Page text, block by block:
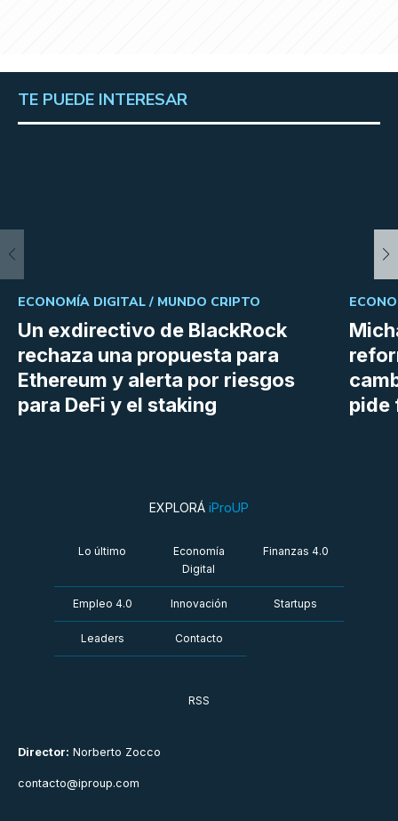
TE PUEDE INTERESAR
Un exdirectivo de BlackRock
rechaza una propuesta para
Ethereum y alerta por riesgos
para DeFi y el staking
ECONOMÍA DIGITAL / MUNDO CRIPTO
pide
Director: Norberto Zocco
contacto@iproup.com
EXPLORÁ iProUP
Lo último
Economía
Digital
Finanzas 4.0
Empleo 4.0 Innovación Startups
Leaders Contacto
RSS